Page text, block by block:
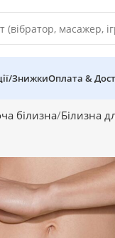
ЗнижкиОплата &
білизна Білизна